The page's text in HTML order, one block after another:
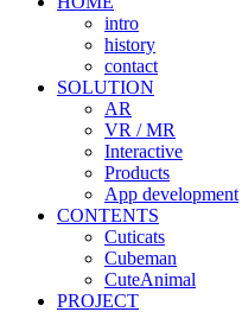
intro
history
contact
SOLUTION
AR
VR / MR
Interactive
Products
App development
CONTENTS
Cuticats
Cubeman
CuteAnimal
PROJECT